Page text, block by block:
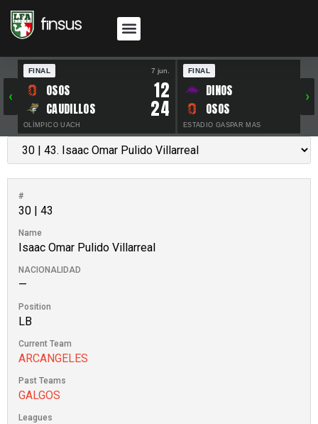
‹
FINAL 7 jun.
OSOS 12
CAUDILLOS 24
OLÍMPICO UACH
FINAL
DINOS
OSOS
ESTADIO GASPAR MAS
›
#
30 | 43
Name
Isaac Omar Pulido Villarreal
NACIONALIDAD
—
Position
LB
Current Team
ARCANGELES
Past Teams
GALGOS
Leagues